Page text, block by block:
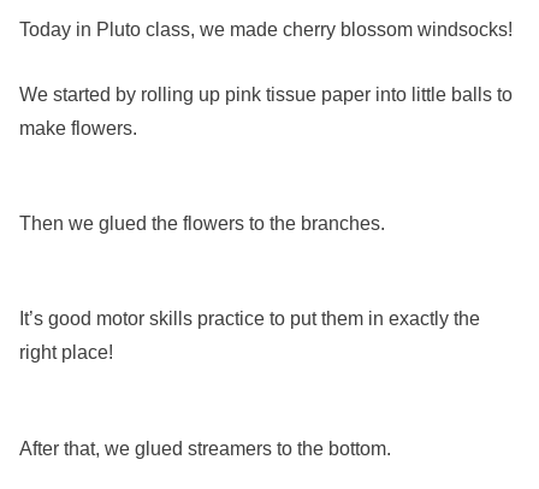
Today in Pluto class, we made cherry blossom windsocks!
We started by rolling up pink tissue paper into little balls to
make flowers.
Then we glued the flowers to the branches.
It’s good motor skills practice to put them in exactly the
right place!
After that, we glued streamers to the bottom.